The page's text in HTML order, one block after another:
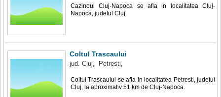
Cazinoul Cluj-Napoca se afla in localitatea Cluj-
Napoca, judetul Cluj.
Coltul Trascaului
jud. Cluj, Petresti,
Coltul Trascaului se afla in localitatea Petresti, judetul
Cluj, la aproximativ 51 km de Cluj-Napoca.